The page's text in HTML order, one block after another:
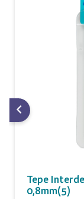
Tepe
0,8mm(5)